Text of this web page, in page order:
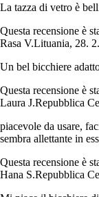
La tazza di vetro è
Questa recensione è
Rasa V.Lituania, 28.
Un bel bicchiere
Questa recensione è
Laura J.Repubblica
piacevole da usare,
sembra allettante in
Questa recensione è
Hana S.Repubblica